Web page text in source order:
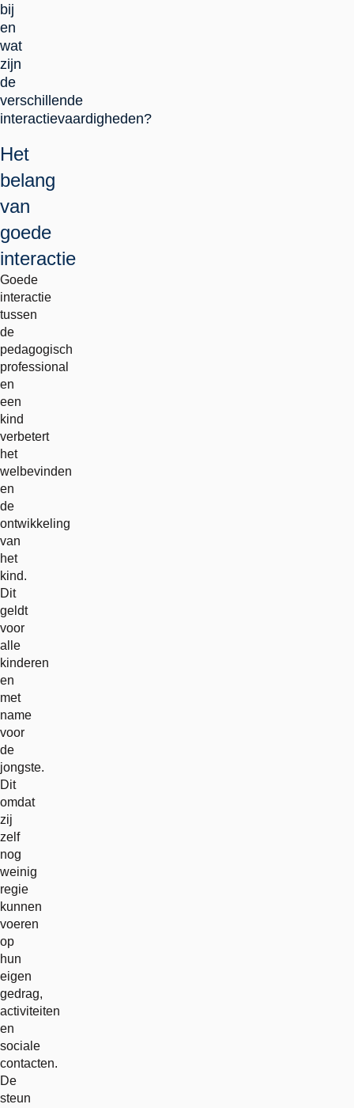
bij
en
wat
zijn
de
verschillende
interactievaardigheden?
Het
belang
van
goede
interactie
Goede
interactie
tussen
de
pedagogisch
professional
en
een
kind
verbetert
het
welbevinden
en
de
ontwikkeling
van
het
kind.
Dit
geldt
voor
alle
kinderen
en
met
name
voor
de
jongste.
Dit
omdat
zij
zelf
nog
weinig
regie
kunnen
voeren
op
hun
eigen
gedrag,
activiteiten
en
sociale
contacten.
De
steun